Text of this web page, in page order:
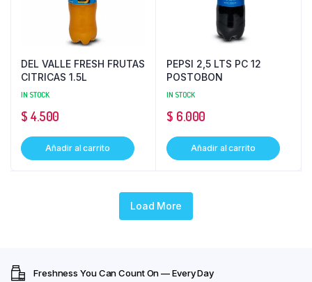
DEL VALLE FRESH FRUTAS
CITRICAS 1.5L
IN STOCK
$ 4.500
Añadir al carrito
PEPSI 2,5 LTS PC 12
POSTOBON
IN STOCK
$ 6.000
Añadir al carrito
Load More
Freshness You Can Count On — Every Day